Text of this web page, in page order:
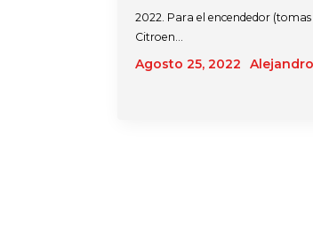
Agosto 25, 2022
2022. Para el encendedor (tomas
Citroen…